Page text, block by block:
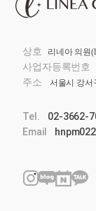
상호 리네아 의원
사업자등록번호
주소 서울시 강서
Tel. 02-3662-
Email